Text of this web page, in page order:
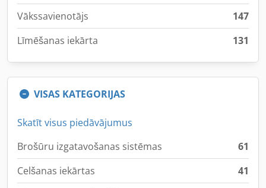
Vākssavienotājs
147
Līmēšanas iekārta
131
VISAS KATEGORIJAS
Skatīt visus piedāvājumus
Brošūru izgatavošanas sistēmas
61
Celšanas iekārtas
41